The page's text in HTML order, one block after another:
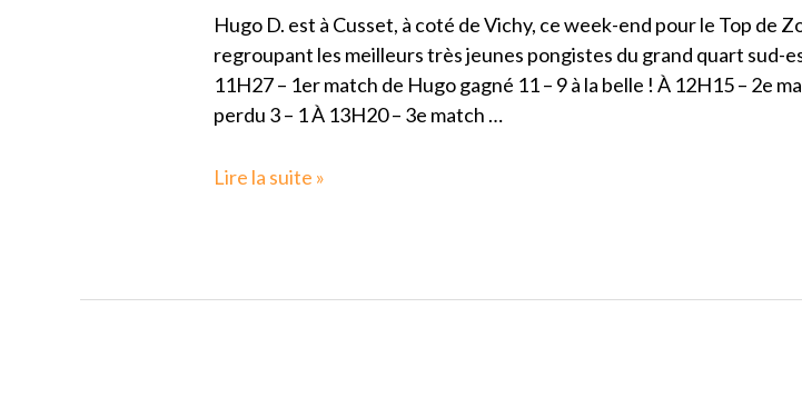
Hugo D. est à Cusset, à coté de Vichy, ce week-end pour le Top de
regroupant les meilleurs très jeunes pongistes du grand quart sud-
11H27 – 1er match de Hugo gagné 11 – 9 à la belle ! À 12H15 – 2e
perdu 3 – 1 À 13H20 – 3e match …
Cusset
pour
le
de
Lire la suite »